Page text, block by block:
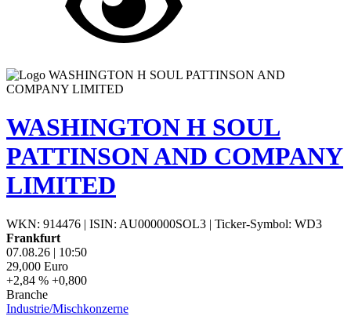
WASHINGTON H SOUL
PATTINSON AND COMPANY
LIMITED
WKN: 914476 | ISIN: AU000000SOL3 | Ticker-Symbol: WD3
Frankfurt
07.08.26 | 10:50
29,000 Euro
+2,84 % +0,800
Branche
Industrie/Mischkonzerne